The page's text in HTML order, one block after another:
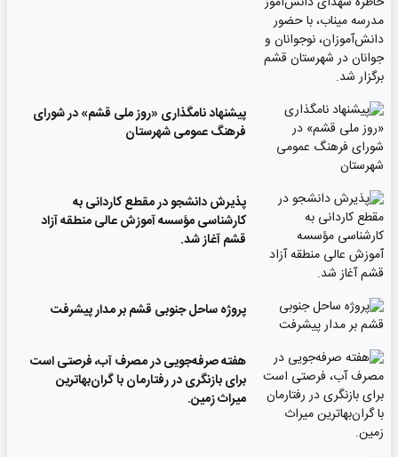
پیشنهاد نامگذاری «روز ملی قشم» در شورای
فرهنگ عمومی شهرستان
پذیرش دانشجو در مقطع کاردانی به
کارشناسی مؤسسه آموزش عالی منطقه آزاد
قشم آغاز شد.
پروژه ساحل جنوبی قشم بر مدار پیشرفت
‌هفته صرفه‌جویی در مصرف آب، فرصتی است
برای بازنگری در رفتارمان با گران‌بهاترین
میراث زمین.